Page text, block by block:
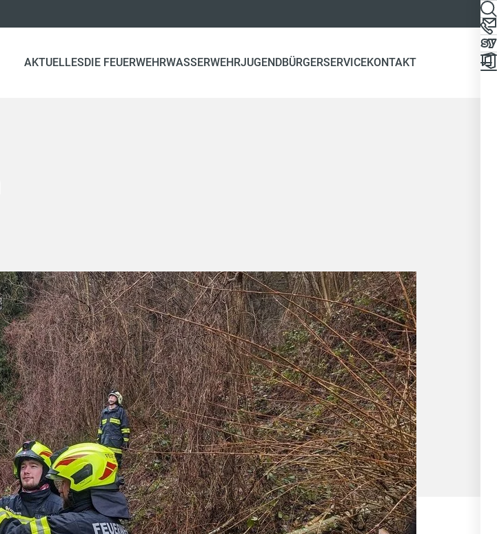
AKTUELLES DIE FEUERWEHRWASSERWEHRJUGENDBÜRGERSERVICEKONTAKT